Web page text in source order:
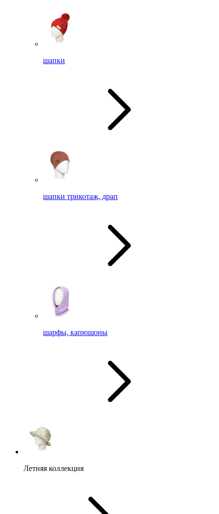
шапки
шапки трикотаж, драп
шарфы, капюшоны
Летняя коллекция